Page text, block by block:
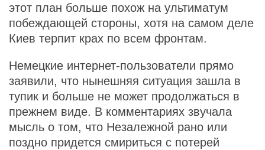
этот план больше похож на ультиматум
побеждающей стороны, хотя на самом деле
Киев терпит крах по всем фронтам.
Немецкие интернет-пользователи прямо
заявили, что нынешняя ситуация зашла в
тупик и больше не может продолжаться в
прежнем виде. В комментариях звучала
мысль о том, что Незалежной рано или
поздно придется смириться с потерей